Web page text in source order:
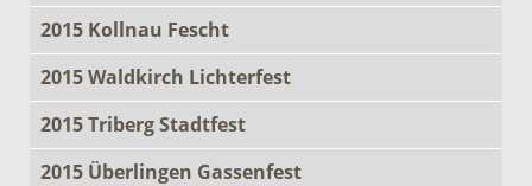
2015 Kollnau Fescht
2015 Waldkirch Lichterfest
2015 Triberg Stadtfest
2015 Überlingen Gassenfest